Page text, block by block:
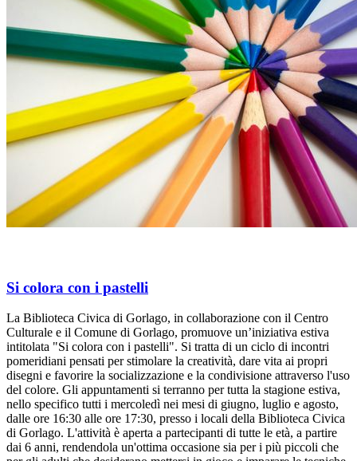
Si colora con i pastelli
La Biblioteca Civica di Gorlago, in collaborazione con il Centro
Culturale e il Comune di Gorlago, promuove un’iniziativa estiva
intitolata "Si colora con i pastelli". Si tratta di un ciclo di incontri
pomeridiani pensati per stimolare la creatività, dare vita ai propri
disegni e favorire la socializzazione e la condivisione attraverso l'uso
del colore. Gli appuntamenti si terranno per tutta la stagione estiva,
nello specifico tutti i mercoledì nei mesi di giugno, luglio e agosto,
dalle ore 16:30 alle ore 17:30, presso i locali della Biblioteca Civica
di Gorlago. L'attività è aperta a partecipanti di tutte le età, a partire
dai 6 anni, rendendola un'ottima occasione sia per i più piccoli che